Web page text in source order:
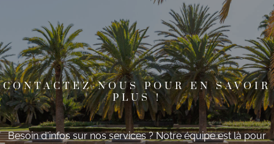
CONTACTEZ-NOUS POUR EN SAVOIR
PLUS !
Besoin d'infos sur nos services ? Notre équipe est là pour